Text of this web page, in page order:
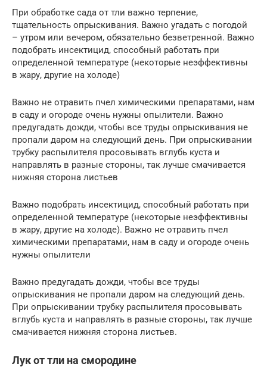
При обработке сада от тли важно терпение,
тщательность опрыскивания. Важно угадать с погодой
– утром или вечером, обязательно безветренной. Важно
подобрать инсектицид, способный работать при
определенной температуре (некоторые неэффективны
в жару, другие на холоде)
Важно не отравить пчел химическими препаратами, нам
в саду и огороде очень нужны опылители. Важно
предугадать дожди, чтобы все труды опрыскивания не
пропали даром на следующий день. При опрыскивании
трубку распылителя просовывать вглубь куста и
направлять в разные стороны, так лучше смачивается
нижняя сторона листьев
Важно подобрать инсектицид, способный работать при
определенной температуре (некоторые неэффективны
в жару, другие на холоде). Важно не отравить пчел
химическими препаратами, нам в саду и огороде очень
нужны опылители
Важно предугадать дожди, чтобы все труды
опрыскивания не пропали даром на следующий день.
При опрыскивании трубку распылителя просовывать
вглубь куста и направлять в разные стороны, так лучше
смачивается нижняя сторона листьев.
Лук от тли на смородине